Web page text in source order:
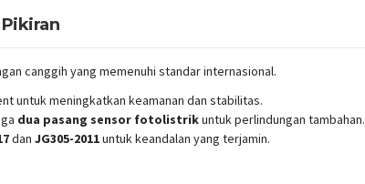
canggih yang memenuhi standar internasional.
untuk meningkatkan keamanan dan stabilitas.
dua pasang sensor fotolistrikuntuk perlindungan tambahan.
dan JG305-2011untuk keandalan yang terjamin.